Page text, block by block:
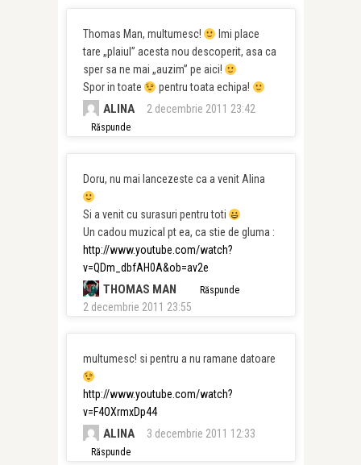
Thomas Man, multumesc!
Imi place
tare „plaiul” acesta nou descoperit, asa ca
sper sa ne mai „auzim” pe aici!
Spor in toate
pentru toata echipa!
ALINA 2 decembrie 2011 23:42
Răspunde
Doru, nu mai lancezeste ca a venit Alina
Si a venit cu surasuri pentru toti
Un cadou muzical pt ea, ca stie de gluma :
http://www.youtube.com/watch?
v=QDm_dbfAH0A&ob=av2e
THOMAS MAN
2 decembrie 2011 23:55
Răspunde
multumesc! si pentru a nu ramane datoare
http://www.youtube.com/watch?
v=F4OXrmxDp44
ALINA 3 decembrie 2011 12:33
Răspunde